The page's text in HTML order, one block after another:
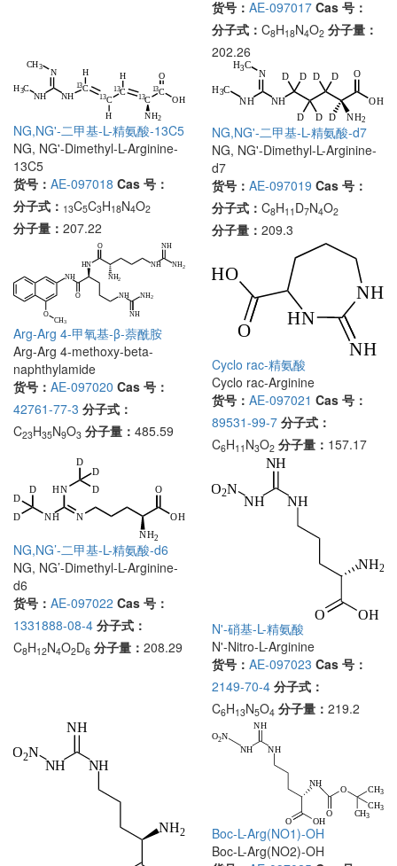
货号： AE-097017 Cas 号：
分子式： C8H18N4O2 分子量：
202.26
NG,NG'-二甲基-L-精氨酸-13C5
NG, NG'-Dimethyl-L-Arginine-
13C5
货号： AE-097018 Cas 号：
分子式： 13C5C3H18N4O2
分子量： 207.22
NG,NG'-二甲基-L-精氨酸-d7
NG, NG'-Dimethyl-L-Arginine-
d7
货号： AE-097019 Cas 号：
分子式： C8H11 D7N4O2
分子量： 209.3
Arg-Arg 4-甲氧基-β-萘酰胺
Arg-Arg 4-methoxy-beta-
naphthylamide
货号： AE-097020 Cas 号：
42761-77-3 分子式：
C23H35N9O3 分子量： 485.59
Cyclo rac-精氨酸
Cyclo rac-Arginine
货号： AE-097021 Cas 号：
89531-99-7 分子式：
C6H11 N3O2 分子量： 157.17
NG,NG’-二甲基-L-精氨酸-d6
NG, NG’-Dimethyl-L-Arginine-
d6
货号： AE-097022 Cas 号：
1331888-08-4 分子式：
C8H12N4O2D6 分子量： 208.29
N'-硝基-L-精氨酸
N'-Nitro-L-Arginine
货号： AE-097023 Cas 号：
2149-70-4 分子式：
C6H13N5O4 分子量： 219.2
Boc-L-Arg(NO1)-OH
Boc-L-Arg(NO2)-OH